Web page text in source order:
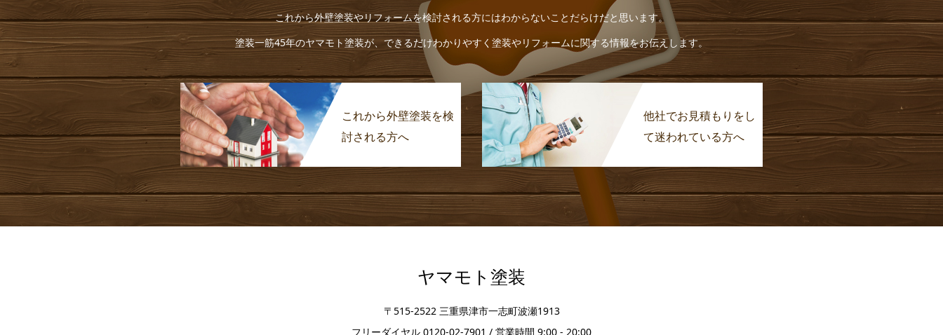
これから外壁塗装やリフォームを検討される方にはわからないことだらけだと思います。
塗装一筋45年のヤマモト塗装が、できるだけわかりやすく塗装やリフォームに関する情報をお伝えします。
これから外壁塗装を検
討される方へ
他社でお見積もりをし
て迷われている方へ
ヤマモト塗装
〒515-2522 三重県津市一志町波瀬1913
フリーダイヤル 0120-02-7901 / 営業時間 9:00 - 20:00